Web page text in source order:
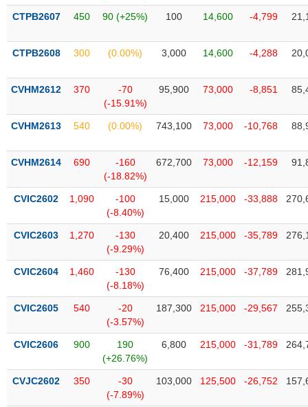
CTPB2607 450 90 (+25%) 100 14,600 -4,799
CTPB2608 300 (0.00%) 3,000 14,600 -4,288
CVHM2612 370
-70
(-15.91%)
95,900 73,000 -8,851
CVHM2613 540 (0.00%) 743,100 73,000 -10,768
CVHM2614 690
-160
(-18.82%)
672,700 73,000 -12,159
CVIC2602 1,090
-100
(-8.40%)
15,000 215,000 -33,888
CVIC2603 1,270
-130
(-9.29%)
20,400 215,000 -35,789
CVIC2604 1,460
-130
(-8.18%)
76,400 215,000 -37,789
CVIC2605 540
-20
(-3.57%)
187,300 215,000 -29,567
CVIC2606 900
190
(+26.76%)
6,800 215,000 -31,789
CVJC2602 350
-30
(-7.89%)
103,000 125,500 -26,752
phân
tích
Thuật
ngữ
vụ
(-)
tạo